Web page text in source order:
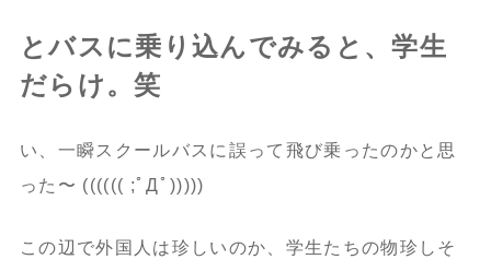
とバスに乗り込んでみると、学生
だらけ。笑
い、一瞬スクールバスに誤って飛び乗ったのかと思
った〜 (((((( ;ﾟДﾟ)))))
この辺で外国人は珍しいのか、学生たちの物珍しそ